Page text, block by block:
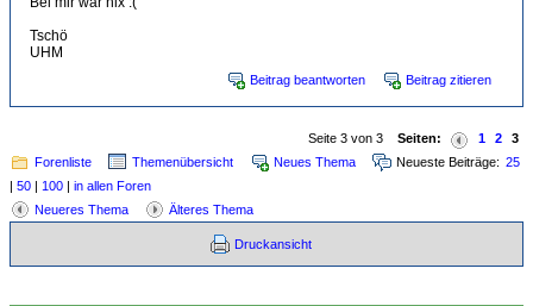
Tschö
UHM
Beitrag beantworten Beitrag zitieren
Seite 3 von 3 Seiten: 1 2
3
Forenliste
Themenübersicht Neues Thema Neueste Beiträge: 25
| 50 | 100 | in allen Foren
Neueres Thema
Älteres Thema
Druckansicht